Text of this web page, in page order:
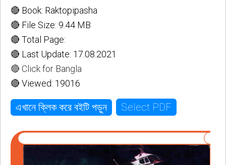
🔴 Book: Raktopipasha
🔴 File Size: 9.44 MB
🔴 Total Page:
🔴 Last Update: 17.08.2021
🔴 Click for Bangla
🔴 Viewed: 19016
এখানে ক্লিক করে বইটি পড়ুন Select PDF